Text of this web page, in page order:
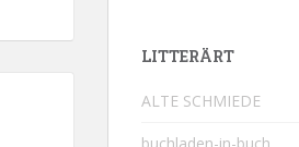
LITTERÄRT
ALTE SCHMIEDE